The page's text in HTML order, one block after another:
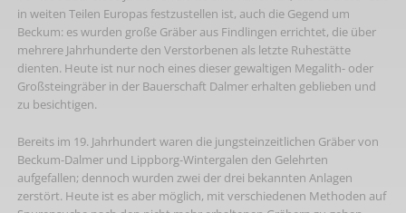
in weiten Teilen Europas festzustellen ist, auch die Gegend um
Beckum: es wurden große Gräber aus Findlingen errichtet, die über
mehrere Jahrhunderte den Verstorbenen als letzte Ruhestätte
dienten. Heute ist nur noch eines dieser gewaltigen Megalith- oder
Großsteingräber in der Bauerschaft Dalmer erhalten geblieben und
zu besichtigen.
Bereits im 19. Jahrhundert waren die jungsteinzeitlichen Gräber von
Beckum-Dalmer und Lippborg-Wintergalen den Gelehrten
aufgefallen; dennoch wurden zwei der drei bekannten Anlagen
zerstört. Heute ist es aber möglich, mit verschiedenen Methoden auf